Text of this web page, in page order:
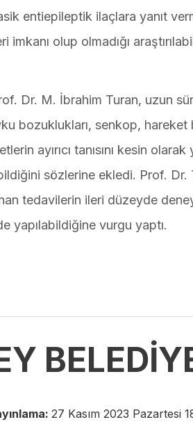
entiepileptik ilaçlara yanıt
olup olmadığı
Dr. M. İbrahim Turan, uzun
bozuklukları, senkop,
ayırıcı tanısını kesin
sözlerine ekledi. Prof.
tedavilerin ileri düzeyde
yapılabildiğine vurgu yaptı.
27 Kasım 2023 Pazartesi